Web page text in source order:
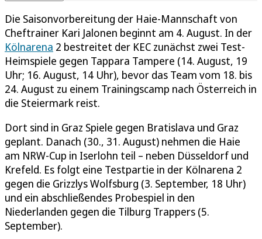
Die Saisonvorbereitung der Haie-Mannschaft von
Cheftrainer Kari Jalonen beginnt am 4. August. In der
Kölnarena 2 bestreitet der KEC zunächst zwei Test-
Heimspiele gegen Tappara Tampere (14. August, 19
Uhr; 16. August, 14 Uhr), bevor das Team vom 18. bis
24. August zu einem Trainingscamp nach Österreich in
die Steiermark reist.
Dort sind in Graz Spiele gegen Bratislava und Graz
geplant. Danach (30., 31. August) nehmen die Haie
am NRW-Cup in Iserlohn teil – neben Düsseldorf und
Krefeld. Es folgt eine Testpartie in der Kölnarena 2
gegen die Grizzlys Wolfsburg (3. September, 18 Uhr)
und ein abschließendes Probespiel in den
Niederlanden gegen die Tilburg Trappers (5.
September).